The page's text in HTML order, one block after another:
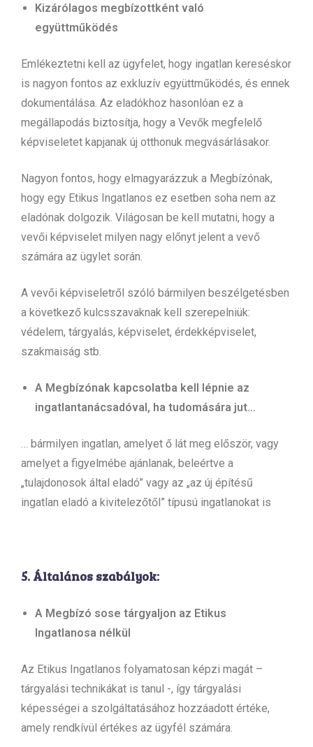
Kizárólagos megbízottként való
együttműködés
Emlékeztetni kell az ügyfelet, hogy ingatlan kereséskor
is nagyon fontos az exkluzív együttműködés, és ennek
dokumentálása. Az eladókhoz hasonlóan ez a
megállapodás biztosítja, hogy a Vevők megfelelő
képviseletet kapjanak új otthonuk megvásárlásakor.
Nagyon fontos, hogy elmagyarázzuk a Megbízónak,
hogy egy Etikus Ingatlanos ez esetben soha nem az
eladónak dolgozik. Világosan be kell mutatni, hogy a
vevői képviselet milyen nagy előnyt jelent a vevő
számára az ügylet során.
A vevői képviseletről szóló bármilyen beszélgetésben
a következő kulcsszavaknak kell szerepelniük:
védelem, tárgyalás, képviselet, érdekképviselet,
szakmaiság stb.
A Megbízónak kapcsolatba kell lépnie az
ingatlantanácsadóval, ha tudomására jut…
… bármilyen ingatlan, amelyet ő lát meg először, vagy
amelyet a figyelmébe ajánlanak, beleértve a
„tulajdonosok által eladó” vagy az „az új építésű
ingatlan eladó a kivitelezőtől” típusú ingatlanokat is
5. Általános szabályok:
A Megbízó sose tárgyaljon az Etikus
Ingatlanosa nélkül
Az Etikus Ingatlanos folyamatosan képzi magát –
tárgyalási technikákat is tanul -, így tárgyalási
képességei a szolgáltatásához hozzáadott értéke,
amely rendkívül értékes az ügyfél számára.